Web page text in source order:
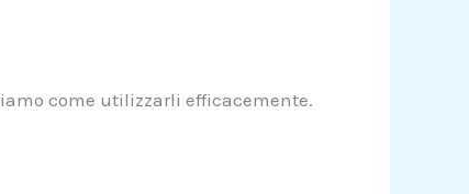
come utilizzarli efficacemente.